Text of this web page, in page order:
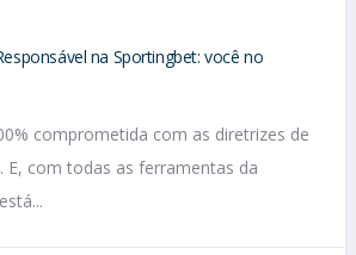
na Sportingbet: você no
comprometida com as diretrizes de
E, com todas as ferramentas da